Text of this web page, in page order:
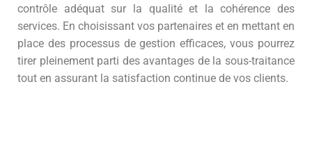
contrôle adéquat sur la qualité et la cohérence des
services. En choisissant vos partenaires et en mettant en
place des processus de gestion efficaces, vous pourrez
tirer pleinement parti des avantages de la sous-traitance
tout en assurant la satisfaction continue de vos clients.